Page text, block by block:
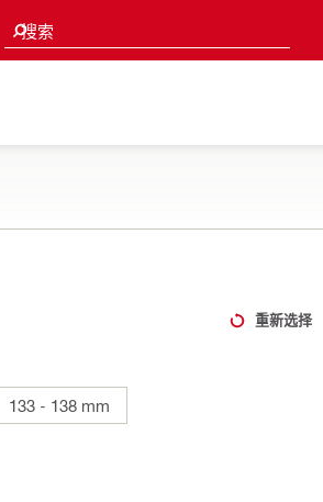
搜索
Search suggestions
重新选择
133 - 138 mm